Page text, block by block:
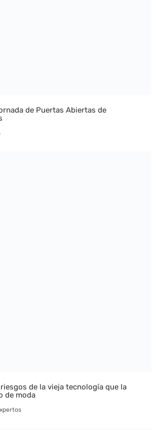
de Puertas Abiertas de
riesgos de la vieja tecnología que la
de moda